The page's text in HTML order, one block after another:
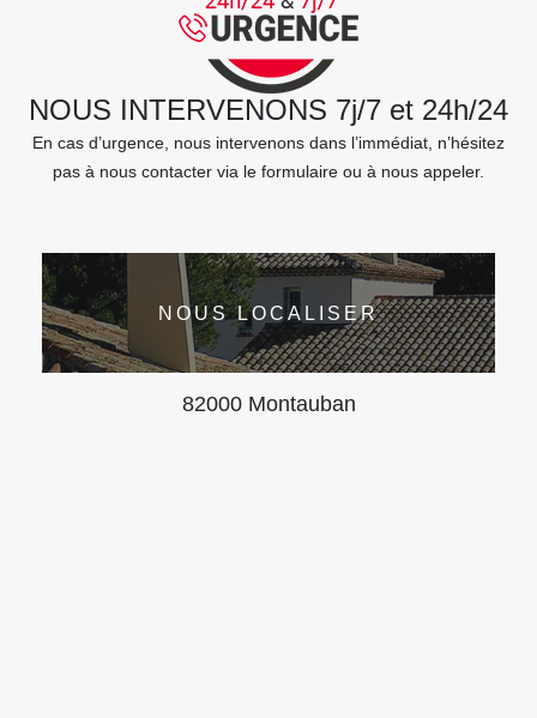
NOUS INTERVENONS 7j/7 et 24h/24
En cas d’urgence, nous intervenons dans l’immédiat, n’hésitez
pas à nous contacter via le formulaire ou à nous appeler.
NOUS LOCALISER
82000 Montauban